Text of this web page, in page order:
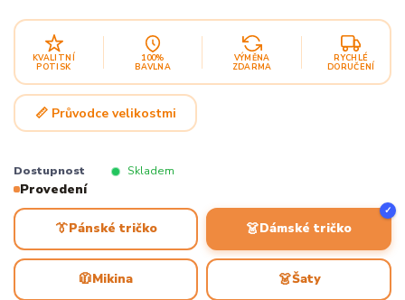
KVALITNÍ
POTISK
100%
BAVLNA
VÝMĚNA
ZDARMA
RYCHLÉ
DORUČENÍ
📏 Průvodce velikostmi
Dostupnost Skladem
Provedení
👔Pánské tričko 👗Dámské tričko
✓
🧥Mikina 👗Šaty